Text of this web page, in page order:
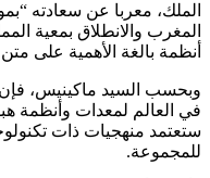
الملك، معربا عن سعادته
المغرب والانطلاق بمعية
أنظمة بالغة الأهمية على
وبحسب السيد ماكينيس، فإن
في العالم لمعدات وأنظمة
ستعتمد منهجيات ذات
للمجموعة.